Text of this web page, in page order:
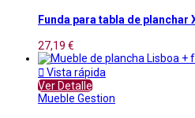
Funda para tabla de planchar
27,19 €
 Vista rápida
Ver Detalle
Mueble Gestion